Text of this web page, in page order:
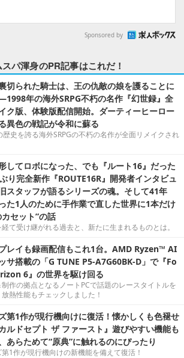
Sponsored by
スパ渾身のPR記事はこれだ！
切られた騎士は、王の仇敵の娘を護ることに
年の海外SRPG不朽の名作『幻世録』全
ク版、体験版配信開始。ダーティーヒーロー
異色の戦記が令和に蘇る
歴史を誇る海外SRPGの不朽の名作が全面リメイクされ
してロボになった、でも『ルート16』だった
り完全新作『ROUTE16R』開発者インタビュ
スタッフが語るシリーズの魂。そして41年
た1人のために手作業で直した世界に1本だけ
セット”の話
て受け継がれる過去と、新たに生まれるものとは。
レイも録画配信もこれ1台。AMD Ryzen™ AI
サ搭載の「G TUNE P5-A7G60BK-D」で『Fo
6』の世界を駆け回る
作の拠点となるノートPCで話題のレースタイトルを
熱性能もチェックしました！
第1作が現行機向けに復活！懐かしくも色褪せ
ルドセプト ザ ファースト』遊びやすい機能も
あらためて“原典”に触れるのにぴったり
1作が現行機向けの新機能を備えて復活！